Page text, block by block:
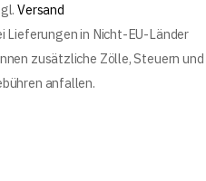
Versand
Lieferungen in Nicht-EU-Länder
zusätzliche Zölle, Steuern und
anfallen.